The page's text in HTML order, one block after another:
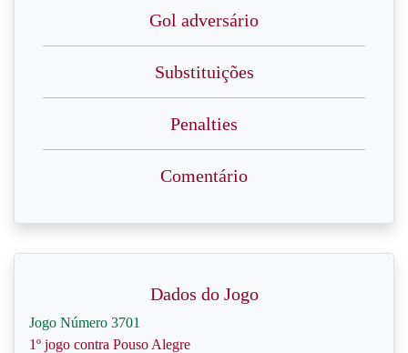
Gol adversário
Substituições
Penalties
Comentário
Dados do Jogo
Jogo Número 3701
1º jogo contra Pouso Alegre